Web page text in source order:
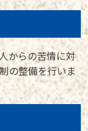
からの苦情に対
の整備を行いま